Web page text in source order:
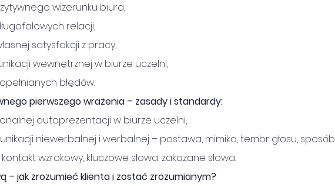
wizerunku biura,
relacji,
satysfakcji z pracy,
wewnętrznej w biurze uczelni,
błędów.
pierwszego wrażenia – zasady i standardy:
autoprezentacji w biurze uczelni,
niewerbalnej i werbalnej – postawa, mimika, tembr głosu, sposób
wzrokowy, kluczowe słowa, zakazane słowa.
– jak zrozumieć klienta i zostać zrozumianym?